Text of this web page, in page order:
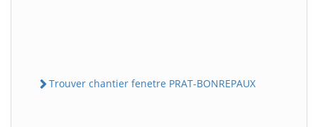
Trouver chantier fenetre PRAT-BONREPAUX